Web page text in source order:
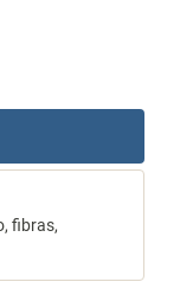
fibras,